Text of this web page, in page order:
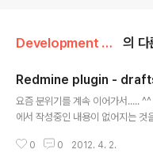
Development Tools/Redmine 의 다
Redmine plugin -
요즘 분위기를 계속 이어가서.....
에서 작성중인 내용이 없어지는
drafts 1. plugin download - 우
0 0 2012. 4. 2.